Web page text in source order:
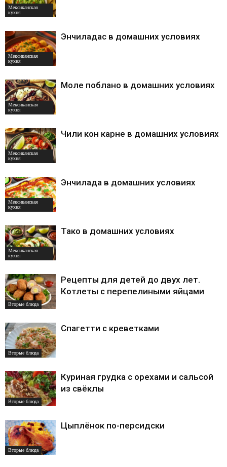
Мексиканская
кухня
Мексиканская
кухня
Энчиладас в домашних условиях
Мексиканская
кухня
Моле поблано в домашних условиях
Мексиканская
кухня
Чили кон карне в домашних условиях
Мексиканская
кухня
Энчилада в домашних условиях
Мексиканская
кухня
Тако в домашних условиях
Вторые блюда
Рецепты для детей до двух лет.
Котлеты с перепелиными яйцами
Вторые блюда
Спагетти с креветками
Вторые блюда
Куриная грудка с орехами и сальсой
из свёклы
Вторые блюда
Цыплёнок по-персидски